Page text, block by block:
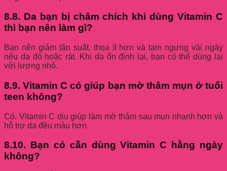
8.8. Da bạn bị châm chích khi dùng Vitamin C
thì bạn nên làm gì?
Bạn nên giảm tần suất, thoa ít hơn và tạm ngưng vài ngày
nếu da đỏ hoặc rát. Khi da ổn định lại, bạn có thể dùng lại
với lượng nhỏ.
8.9. Vitamin C có giúp bạn mờ thâm mụn ở tuổi
teen không?
Có. Vitamin C dịu giúp làm mờ thâm sau mụn nhanh hơn và
hỗ trợ da đều màu hơn.
8.10. Bạn có cần dùng Vitamin C hằng ngày
không?